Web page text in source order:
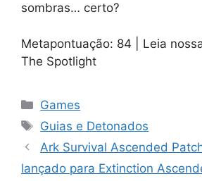
sombras… certo?
Metapontuação: 84 | Leia
The Spotlight
Categorias
Games
Tags
Guias e Detonados
Ark Survival Ascended
lançado para Extinction